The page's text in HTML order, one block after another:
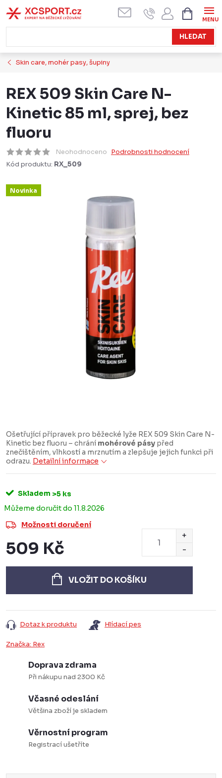
na
obsah
HLEDAT
KOŠÍK
Skin care, mohér pasy, šupiny
REX 509 Skin Care N-
Kinetic 85 ml, sprej, bez
fluoru
Neohodnoceno Podrobnosti hodnocení
Kód produktu: RX_509
Novinka
Ošetřující přípravek pro běžecké lyže REX 509 Skin Care N-
Kinetic bez fluoru – chrání mohérové pásy před
znečištěním, vlhkostí a mrznutím a zlepšuje jejich funkci při
odrazu. Detailní informace
Skladem >5 ks
11.8.2026
Možnosti doručení
509 Kč
cena:
VLOŽIT DO KOŠÍKU
Dotaz k produktu Hlídací pes
Značka: Rex
Doprava zdrama
Při nákupu nad 2300 Kč
Včasné odeslání
Většina zboží je skladem
Věrnostní program
Registrací ušetříte